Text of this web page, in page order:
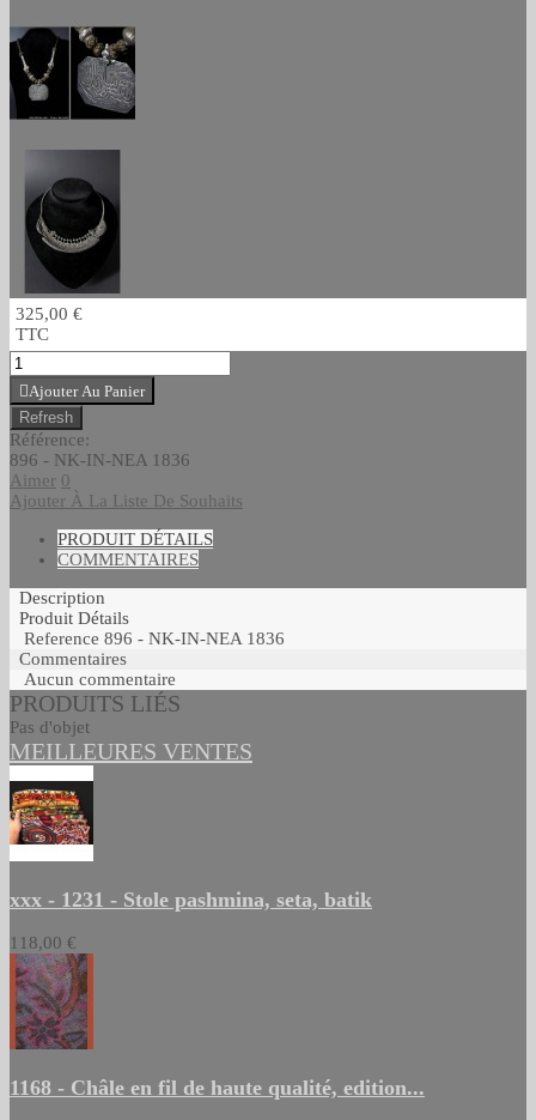
325,00 €
TTC
Ajouter Au Panier
Référence:
896 - NK-IN-NEA 1836
Aimer 0
Ajouter À La Liste De Souhaits
PRODUIT DÉTAILS
COMMENTAIRES
Description
Produit Détails
Reference 896 - NK-IN-NEA 1836
Commentaires
Aucun commentaire
PRODUITS LIÉS
Pas d'objet
MEILLEURES VENTES
xxx - 1231 - Stole pashmina, seta, batik
118,00 €
1168 - Châle en fil de haute qualité, edition...